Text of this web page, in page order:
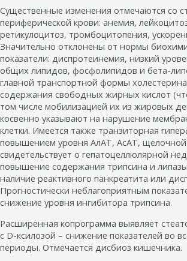
Существенные изменения отмечаются со
периферической крови: анемия,
ретикулоцитоз, тромбоцитопения,
Значительно отклонены от нормы
показатели: диспротеинемия, низкий
общих липидов, фосфолипидов и бета-
главной транспортной формы
содержания свободных жирных кислот
том числе мобилизацией их из жировых
косвенно указывают на нарушение
клетки. Имеется также транзиторная
повышением уровня АлАТ, АсАТ,
свидетельствует о гепатоцеллюлярной
повышение содержания трипсина и
наличие реактивного панкреатита или
Прогностически неблагоприятным
снижение уровня ингибитора трипсина.
Расширенная копрограмма выявляет
с D-ксилозой – снижение показателей во
периоды. Отмечается дисбиоз кишечника.